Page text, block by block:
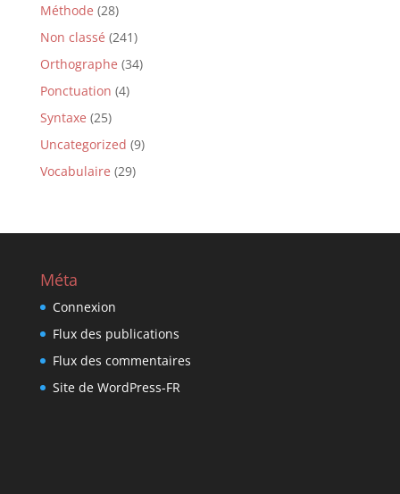
Méthode (28)
Non classé (241)
Orthographe (34)
Ponctuation (4)
Syntaxe (25)
Uncategorized (9)
Vocabulaire (29)
Méta
Connexion
Flux des publications
Flux des commentaires
Site de WordPress-FR